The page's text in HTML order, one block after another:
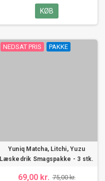
KØB
NEDSAT PRIS PAKKE
Yuniq Matcha, Litchi, Yuzu
Læskedrik Smagspakke - 3 stk.
69,00 kr. 75,00 kr.